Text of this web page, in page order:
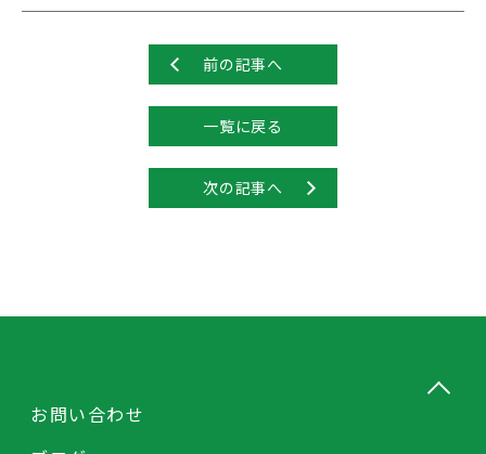
前の記事へ
一覧に戻る
次の記事へ
お問い合わせ